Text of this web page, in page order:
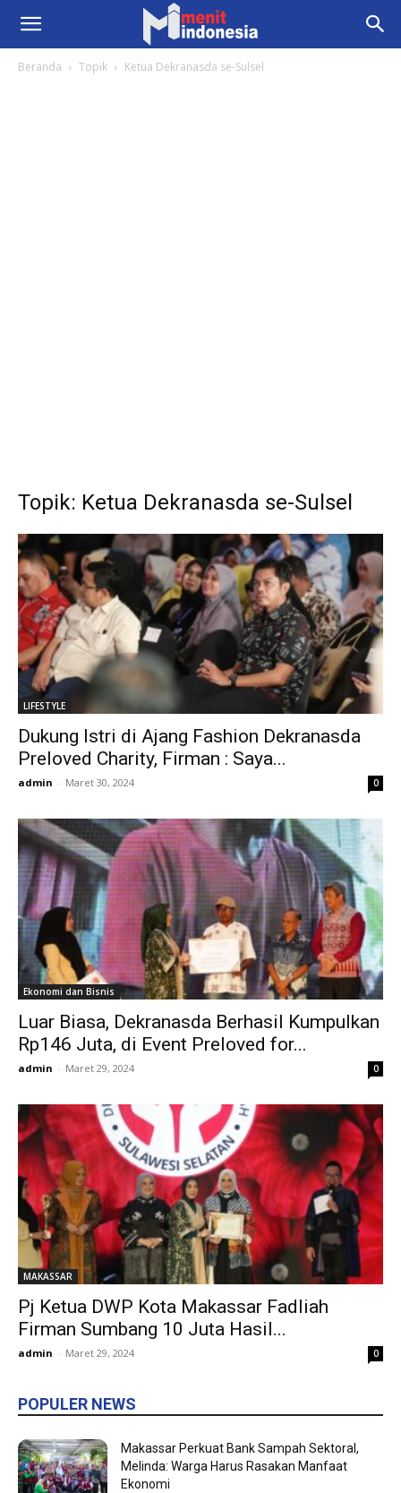
Beranda Topik Ketua Dekranasda se-Sulsel
Topik: Ketua Dekranasda se-Sulsel
LIFESTYLE
Dukung Istri di Ajang Fashion Dekranasda
Preloved Charity, Firman : Saya...
admin - Maret 30, 2024 0
Ekonomi dan Bisnis
Luar Biasa, Dekranasda Berhasil Kumpulkan
Rp146 Juta, di Event Preloved for...
admin - Maret 29, 2024 0
MAKASSAR
Pj Ketua DWP Kota Makassar Fadliah
Firman Sumbang 10 Juta Hasil...
admin - Maret 29, 2024 0
POPULER NEWS
Makassar Perkuat Bank Sampah Sektoral,
Melinda: Warga Harus Rasakan Manfaat
Ekonomi